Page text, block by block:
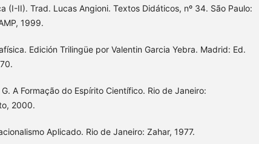
(I-II). Trad. Lucas Angioni. Textos Didáticos, nº 34. São Paulo:
1999.
Edición Trilingüe por Valentin Garcia Yebra. Madrid: Ed.
A Formação do Espírito Científico. Rio de Janeiro:
2000.
Racionalismo Aplicado. Rio de Janeiro: Zahar, 1977.